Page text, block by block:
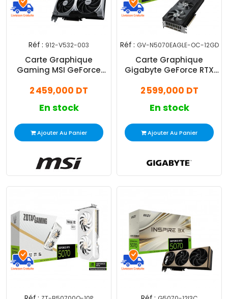
Réf : 912-V532-003
Carte Graphique
Gaming MSI GeForce
Ventus 2X OC
2 459,000 DT
En stock
Ajouter Au Panier
Réf : GV-N5070EAGLE-OC-12GD
Carte Graphique
Gigabyte GeForce RTX
GDDR7
2 599,000 DT
En stock
Ajouter Au Panier